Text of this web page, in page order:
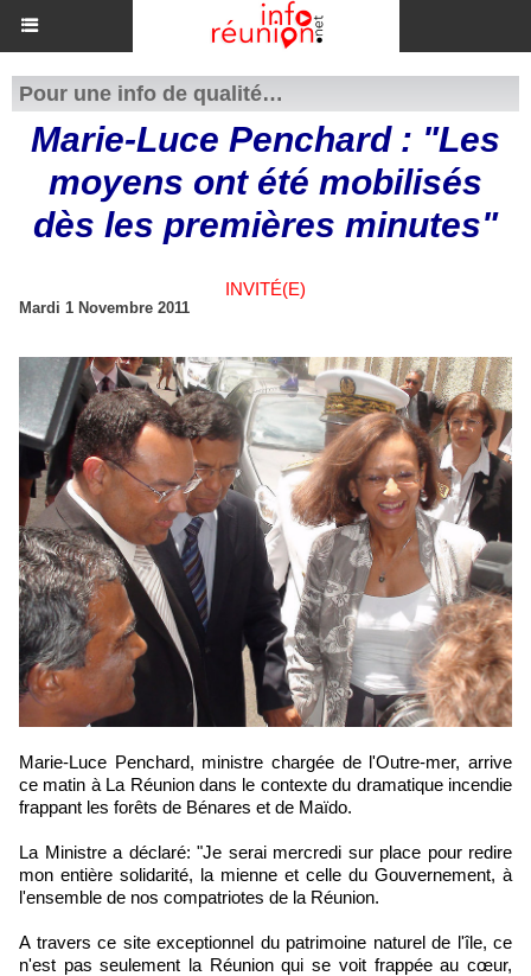
Pour une info de qualité…
Marie-Luce Penchard : "Les
moyens ont été mobilisés
dès les premières minutes"
INVITÉ(E)
Mardi 1 Novembre 2011
Marie-Luce Penchard, ministre chargée de l'Outre-mer, arrive
ce matin à La Réunion dans le contexte du dramatique incendie
frappant les forêts de Bénares et de Maïdo.
La Ministre a déclaré: "Je serai mercredi sur place pour redire
mon entière solidarité, la mienne et celle du Gouvernement, à
l'ensemble de nos compatriotes de la Réunion.
A travers ce site exceptionnel du patrimoine naturel de l'île, ce
n'est pas seulement la Réunion qui se voit frappée au cœur,